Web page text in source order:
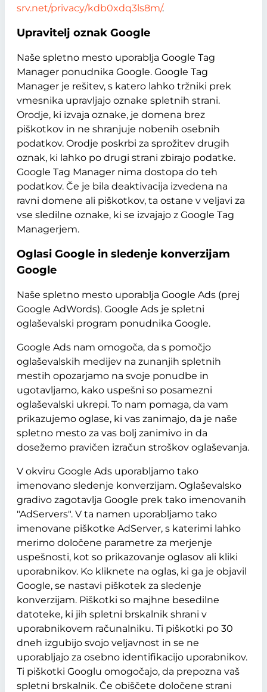
srv.net/privacy/kdb0xdq3ls8m/.
Upravitelj oznak Google
Naše spletno mesto uporablja Google Tag
Manager ponudnika Google. Google Tag
Manager je rešitev, s katero lahko tržniki prek
vmesnika upravljajo oznake spletnih strani.
Orodje, ki izvaja oznake, je domena brez
piškotkov in ne shranjuje nobenih osebnih
podatkov. Orodje poskrbi za sprožitev drugih
oznak, ki lahko po drugi strani zbirajo podatke.
Google Tag Manager nima dostopa do teh
podatkov. Če je bila deaktivacija izvedena na
ravni domene ali piškotkov, ta ostane v veljavi za
vse sledilne oznake, ki se izvajajo z Google Tag
Managerjem.
Oglasi Google in sledenje konverzijam
Google
Naše spletno mesto uporablja Google Ads (prej
Google AdWords). Google Ads je spletni
oglaševalski program ponudnika Google.
Google Ads nam omogoča, da s pomočjo
oglaševalskih medijev na zunanjih spletnih
mestih opozarjamo na svoje ponudbe in
ugotavljamo, kako uspešni so posamezni
oglaševalski ukrepi. To nam pomaga, da vam
prikazujemo oglase, ki vas zanimajo, da je naše
spletno mesto za vas bolj zanimivo in da
dosežemo pravičen izračun stroškov oglaševanja.
V okviru Google Ads uporabljamo tako
imenovano sledenje konverzijam. Oglaševalsko
gradivo zagotavlja Google prek tako imenovanih
"AdServers". V ta namen uporabljamo tako
imenovane piškotke AdServer, s katerimi lahko
merimo določene parametre za merjenje
uspešnosti, kot so prikazovanje oglasov ali kliki
uporabnikov. Ko kliknete na oglas, ki ga je objavil
Google, se nastavi piškotek za sledenje
konverzijam. Piškotki so majhne besedilne
datoteke, ki jih spletni brskalnik shrani v
uporabnikovem računalniku. Ti piškotki po 30
dneh izgubijo svojo veljavnost in se ne
uporabljajo za osebno identifikacijo uporabnikov.
Ti piškotki Googlu omogočajo, da prepozna vaš
spletni brskalnik. Če obiščete določene strani